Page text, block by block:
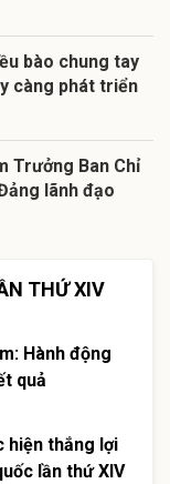
bào chung tay
càng phát triển
Trưởng Ban Chỉ
lãnh đạo
THỨ XIV
Hành động
quả
hiện thắng lợi
lần thứ XIV